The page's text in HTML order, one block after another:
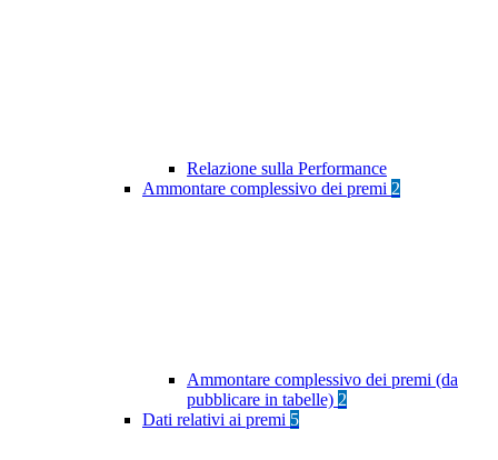
Relazione sulla Performance
Ammontare complessivo dei premi 2
Ammontare complessivo dei premi (da
pubblicare in tabelle) 2
Dati relativi ai premi 5